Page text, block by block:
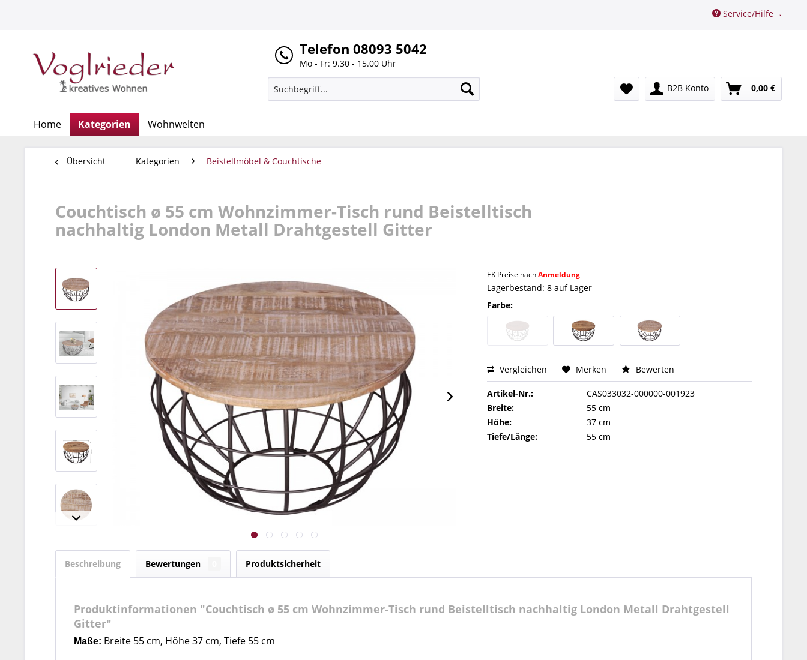
Service/Hilfe
Telefon 08093 5042
Mo - Fr: 9.30 - 15.00 Uhr
B2B Konto 0,00 €
Home Kategorien Wohnwelten
Übersicht Kategorien Beistellmöbel & Couchtische
Couchtisch ø 55 cm Wohnzimmer-Tisch rund Beistelltisch
nachhaltig London Metall Drahtgestell Gitter
EK Preise nachAnmeldung
Lagerbestand: 8 auf Lager
Farbe:
Vergleichen Merken Bewerten
Artikel-Nr.:
CAS033032-000000-001923
Breite:
55 cm
Höhe:
37 cm
Tiefe/Länge:
55 cm
Beschreibung Bewertungen Produktsicherheit
Produktinformationen "Couchtisch ø 55 cm Wohnzimmer-Tisch rund Beistelltisch nachhaltig London Metall Drahtgestell
Gitter"
Maße: Breite 55 cm, Höhe 37 cm, Tiefe 55 cm